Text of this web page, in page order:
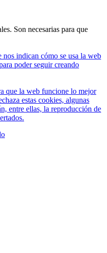
Son necesarias para que
nos indican cómo se usa la web
poder seguir creando
que la web funcione lo mejor
estas cookies, algunas
entre ellas, la reproducción de